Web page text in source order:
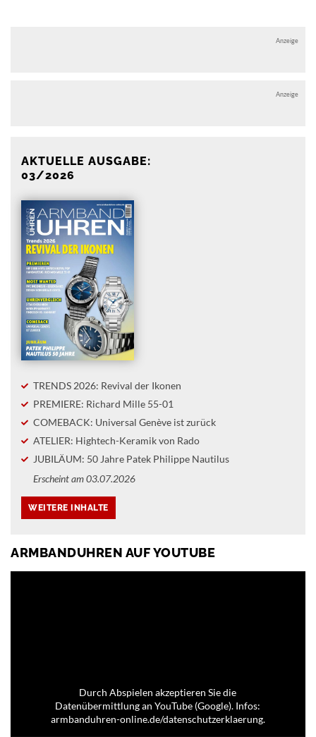
Anzeige
Anzeige
AKTUELLE AUSGABE:
03/2026
TRENDS 2026: Revival der Ikonen
PREMIERE: Richard Mille 55-01
COMEBACK: Universal Genève ist zurück
ATELIER: Hightech-Keramik von Rado
JUBILÄUM: 50 Jahre Patek Philippe Nautilus
Erscheint am 03.07.2026
ARMBANDUHREN AUF YOUTUBE
Durch Abspielen akzeptieren Sie die
Datenübermittlung an YouTube (Google). Infos:
armbanduhren-online.de/datenschutzerklaerung.